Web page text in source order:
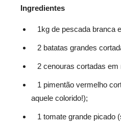
Ingredientes
1kg de pescada branca
2 batatas grandes
2 cenouras cortadas em
1 pimentão vermelho
aquele colorido!);
1 tomate grande picado